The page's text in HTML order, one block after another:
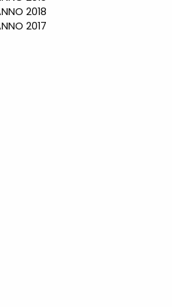
2018
2017